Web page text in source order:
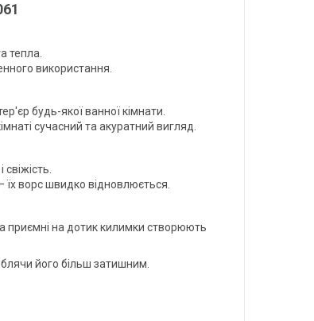
тепла.
використання.
будь-якої ванної кімнати.
сучасний та акуратний вигляд.
ворс швидко відновлюється.
приємні на дотик килимки створюють
його більш затишним.